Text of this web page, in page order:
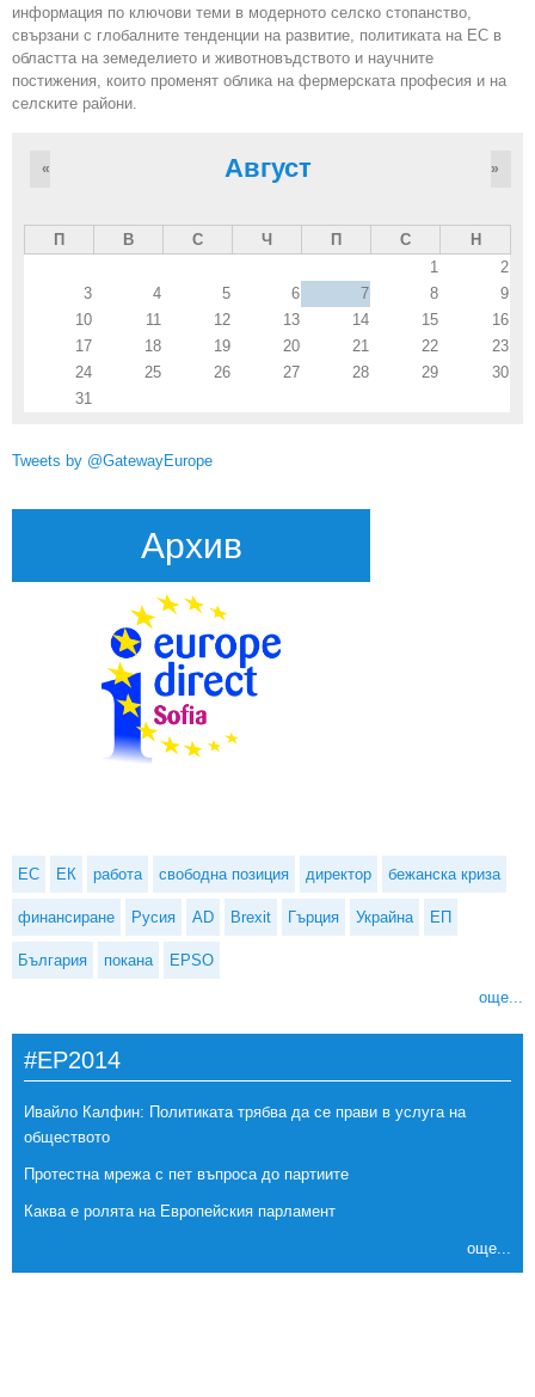
информация по ключови теми в модерното селско стопанство,
свързани с глобалните тенденции на развитие, политиката на ЕС в
областта на земеделието и животновъдството и научните
постижения, които променят облика на фермерската професия и на
селските райони.
Август
« »
П В С Ч П С
Н
1
2
3
4 5 6 7 8
9
10
11 12 13 14 15
16
17
18 19 20 21 22
23
24
25 26 27 28 29
30
31
Tweets by @GatewayEurope
Архив
ЕС ЕК работа свободна позиция директор бежанска криза
финансиране Русия AD Brexit Гърция Украйна ЕП
България покана EPSO
още...
#EP2014
Ивайло Калфин: Политиката трябва да се прави в услуга на
обществото
Протестна мрежа с пет въпроса до партиите
Каква е ролята на Европейския парламент
още...